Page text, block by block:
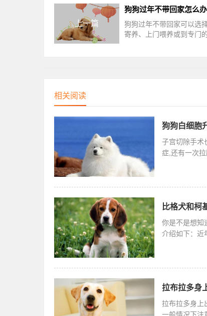
上一篇
狗狗过年不带回家可以选
寄养、上门喂养或到专门
相关阅读
狗狗白细胞
子宫切除手术
症,还有一次
比格犬和柯
你是不是想知
介绍如下：近
拉布拉多身
拉布拉多身上